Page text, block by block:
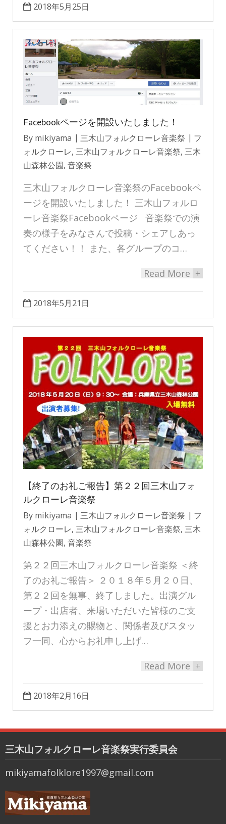
2018年5月25日
Facebookページを開設いたしました！
By mikiyama 三木山フォルクローレ音楽祭
フ
ォルクローレ, 三木山フォルクローレ音楽祭, 三木
山森林公園, 音楽祭
三木山フォルクローレ音楽祭のFacebookペ
ージを開設いたしました！ 三木山フォルロ
ーレ音楽祭Facebookページ 音楽祭での演
奏の様子をみなさんで投稿・シェアしあっ
てください！！ また、各グループのコ…
Read More +
2018年5月21日
【終了のお礼ご報告】第２２回三木山フォ
ルクローレ音楽祭
By mikiyama 三木山フォルクローレ音楽祭
フ
ォルクローレ, 三木山フォルクローレ音楽祭, 三木
山森林公園, 音楽祭
第２２回三木山フォルクローレ音楽祭 ＜終
了のお礼ご報告＞ ２０１８年５月２０日、
第２２回を無事、終了しました。出演グル
ープ・出店者、来場いただいた皆様のご支
援とお力添えの賜物と、関係者及びスタッ
フ一同、心からお礼申し上げ…
Read More +
2018年2月16日
三木山フォルクローレ音楽祭実行委員会
mikiyamafolklore1997@gmail.com